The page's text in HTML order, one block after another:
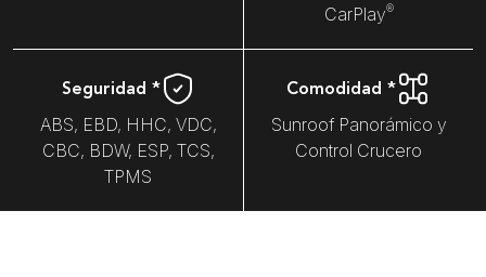
CarPlay®
Seguridad *
ABS, EBD, HHC, VDC,
CBC, BDW, ESP, TCS,
TPMS
Comodidad *
Sunroof Panorámico y
Control Crucero